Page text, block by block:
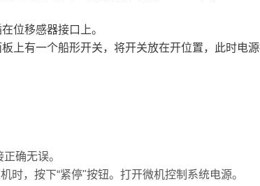
位移感器接口上。
上有一个船形开关，将开关放在开位置，此时电源
确无误。
时，按下“紧停"按钮。打开微机控制系统电源。